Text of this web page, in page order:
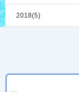
2018(5)